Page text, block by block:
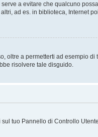
a evitare che qualcuno
ad es. in biblioteca, Internet
oltre a permetterti ad esempio
risolvere tale disguido.
tuo Pannello di Controllo